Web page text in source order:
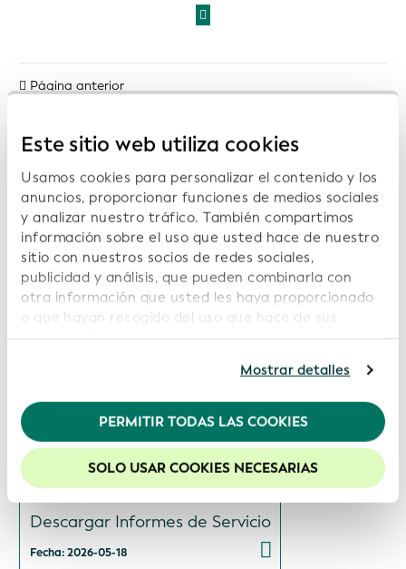
Este sitio web utiliza cookies
Usamos cookies para personalizar el contenido y los
anuncios, proporcionar funciones de medios sociales
y analizar nuestro tráfico. También compartimos
información sobre el uso que usted hace de nuestro
sitio con nuestros socios de redes sociales,
publicidad y análisis, que pueden combinarla con
otra información que usted les haya proporcionado
o que hayan recogido del uso que hace de sus
servicios. Si continúa usando nuestro sitio web,
Política de
privacidad.
Recomendamos mantener activadas las cookies
para mejorar la experiencia en nuestro sitio web.
Mostrar detalles
PERMITIR TODAS LAS COOKIES
SOLO USAR COOKIES NECESARIAS
Página anterior
Informes relacionados:
Visualizaciones
Descargar Informes de Servicio
Fecha: 2026-07-14
Descargar Informes de Servicio
Fecha: 2026-06-15
Visualizaciones
Descargar Informes de Servicio
Fecha: 2026-05-18